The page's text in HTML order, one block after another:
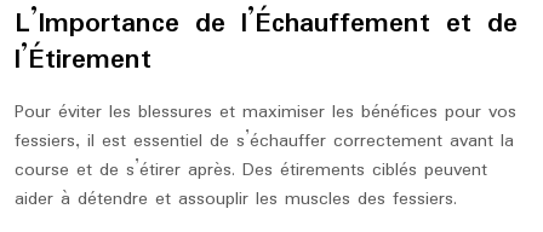
L’Importance de l’Échauffement et de
l’Étirement
Pour éviter les blessures et maximiser les bénéfices pour vos
fessiers, il est essentiel de s’échauffer correctement avant la
course et de s’étirer après. Des étirements ciblés peuvent
aider à détendre et assouplir les muscles des fessiers.